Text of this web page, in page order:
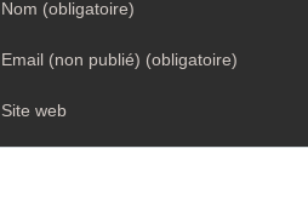
Nom (obligatoire)
Email (non publié) (obligatoire)
Site web